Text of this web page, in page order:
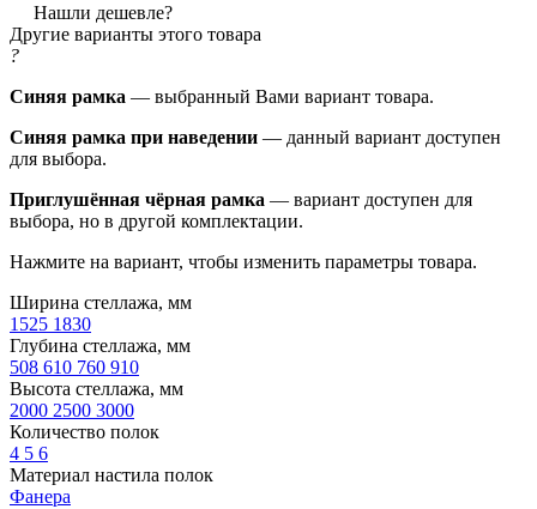
Нашли дешевле?
Другие варианты этого товара
?
Синяя рамка — выбранный Вами вариант товара.
Синяя рамка при наведении — данный вариант доступен
для выбора.
Приглушённая чёрная рамка — вариант доступен для
выбора, но в другой комплектации.
Нажмите на вариант, чтобы изменить параметры товара.
Ширина стеллажа, мм
1525 1830
Глубина стеллажа, мм
508 610 760 910
Высота стеллажа, мм
2000 2500 3000
Количество полок
4 5 6
Материал настила полок
Фанера